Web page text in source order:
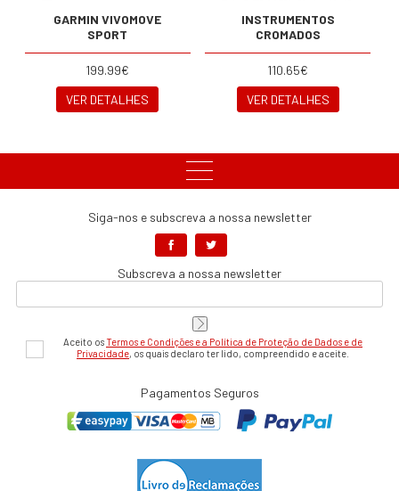
GARMIN VIVOMOVE
SPORT
199.99€
VER DETALHES
INSTRUMENTOS
CROMADOS
110.65€
VER DETALHES
Siga-nos e subscreva a nossa newsletter
Subscreva a nossa newsletter
Aceito osTermos e Condições e a Política de Proteção de Dados e de
Privacidade, os quais declaro ter lido, compreendido e aceite.
Pagamentos Seguros